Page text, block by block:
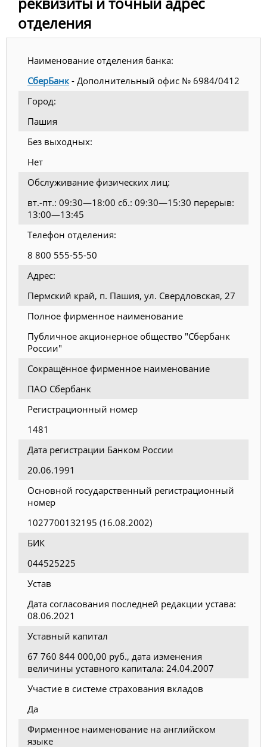
отделения
Наименование отделения банка:
СберБанк - Дополнительный офис № 6984/0412
Город:
Пашия
Без выходных:
Нет
Обслуживание физических лиц:
вт.-пт.: 09:30—18:00 сб.: 09:30—15:30 перерыв:
13:00—13:45
Телефон отделения:
8 800 555-55-50
Адрес:
Пермский край, п. Пашия, ул. Свердловская, 27
Полное фирменное наименование
Публичное акционерное общество "Сбербанк
России"
Сокращённое фирменное наименование
ПАО Сбербанк
Регистрационный номер
1481
Дата регистрации Банком России
20.06.1991
Основной государственный регистрационный
номер
1027700132195 (16.08.2002)
БИК
044525225
Устав
Дата согласования последней редакции устава:
08.06.2021
Уставный капитал
67 760 844 000,00 руб., дата изменения
величины уставного капитала: 24.04.2007
Участие в системе страхования вкладов
Да
Фирменное наименование на английском
языке